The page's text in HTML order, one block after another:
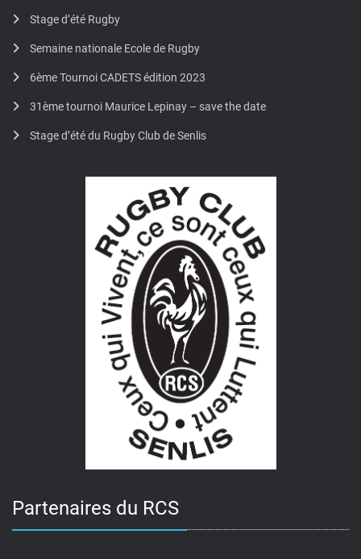
Stage d’été Rugby
Semaine nationale Ecole de Rugby
6ème Tournoi CADETS édition 2023
31ème tournoi Maurice Lepinay – save the date
Stage d’été du Rugby Club de Senlis
Partenaires du RCS